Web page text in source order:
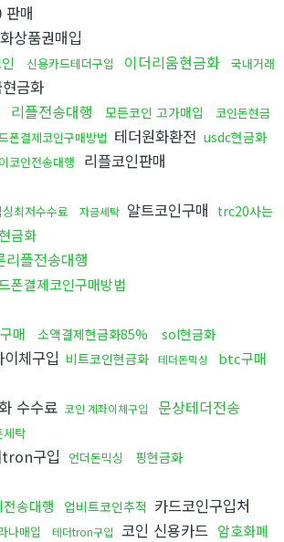
매
상품권매입
신용카드테더구입 이더리움현금화
국내거래
금화
리플전송대행 모든코인 고가매입
코인돈현금
폰결제코인구매방법 테더원화환전 usdc현금화
코인전송대행 리플코인판매
최저수수료 자금세탁 알트코인구매 trc20사는
금화
리플전송대행
폰결제코인구매방법
매 소액결제현금화85%
sol현금화
체구입 비트코인현금화 테더돈믹싱
btc구매
수수료 코인 계좌이체구입 문상테더전송
세탁
tron구입 언더돈믹싱 핑현금화
송대행 업비트코인추적 카드코인구입처
나매입 테더tron구입 코인 신용카드 암호화폐